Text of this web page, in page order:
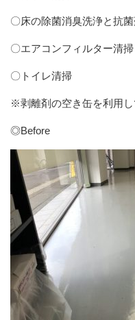
〇床の除菌消臭洗浄と抗
〇エアコンフィルター清掃
〇トイレ清掃
※剥離剤の空き缶を利用し
◎Before